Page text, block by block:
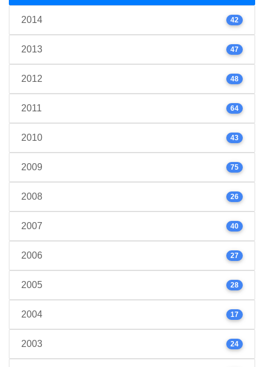
2014 42
2013 47
2012 48
2011 64
2010 43
2009 75
2008 26
2007 40
2006 27
2005 28
2004 17
2003 24